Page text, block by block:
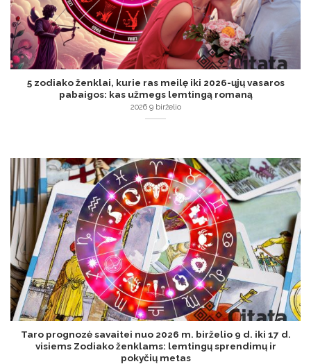
5 zodiako ženklai, kurie ras meilę iki 2026-ųjų vasaros
pabaigos: kas užmegs lemtingą romaną
2026 9 birželio
Taro prognozė savaitei nuo 2026 m. birželio 9 d. iki 17 d.
visiems Zodiako ženklams: lemtingų sprendimų ir
pokyčių metas